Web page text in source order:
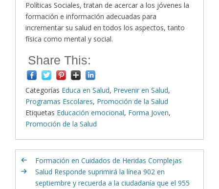
Políticas Sociales, tratan de acercar a los jóvenes la
formación e información adecuadas para
incrementar su salud en todos los aspectos, tanto
física como mental y social.
Share This:
Categorías Educa en Salud, Prevenir en Salud,
Programas Escolares, Promoción de la Salud
Etiquetas Educación emocional, Forma Joven,
Promoción de la Salud
Formación en Cuidados de Heridas Complejas
Salud Responde suprimirá la línea 902 en
septiembre y recuerda a la ciudadanía que el 955